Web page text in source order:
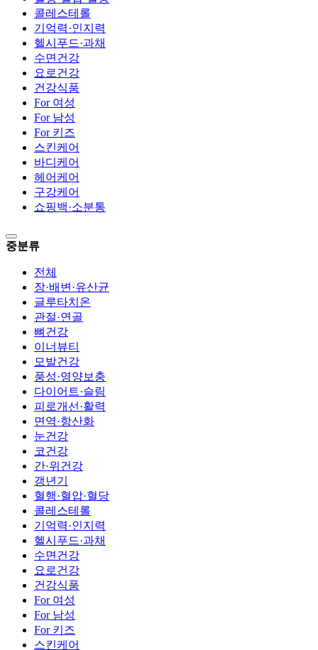
콜레스테롤
기억력·인지력
헬시푸드·과채
수면건강
요로건강
건강식품
For 여성
For 남성
For 키즈
스킨케어
바디케어
헤어케어
구강케어
쇼핑백·소분통
중분류
전체
장·배변·유산균
글루타치온
관절·연골
뼈건강
이너뷰티
모발건강
풍성·영양보충
다이어트·슬림
피로개선·활력
면역·항산화
눈건강
코건강
간·위건강
갱년기
혈행·혈압·혈당
콜레스테롤
기억력·인지력
헬시푸드·과채
수면건강
요로건강
건강식품
For 여성
For 남성
For 키즈
스킨케어